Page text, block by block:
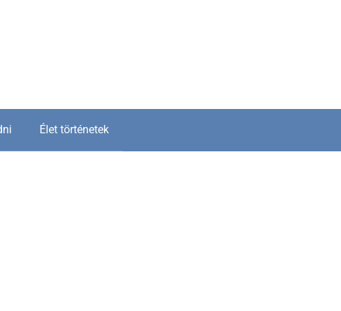
Élet történetek